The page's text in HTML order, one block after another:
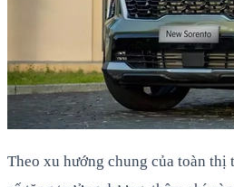
Theo xu hướng chung của toàn thị